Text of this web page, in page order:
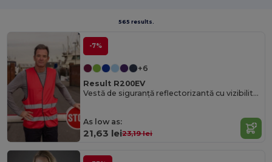
565 results.
-7%
+6
Result R200EV
Vestă de siguranță reflectorizantă cu vizibilitate ridicată R200EV
As low as:
21,63 lei23,19 lei